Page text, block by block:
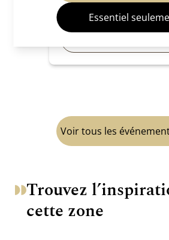
Essentiel
Site officiel
Voir tous les
Trouvez
cette zone